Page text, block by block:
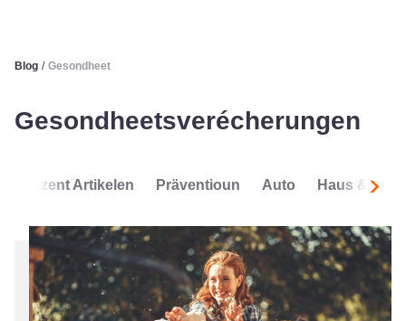
Blog / Gesondheet
Gesondheetsverécherungen
Rezent Artikelen Präventioun Auto Haus &